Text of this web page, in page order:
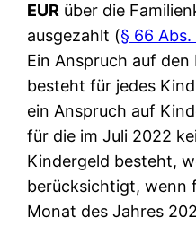
EUR über die
ausgezahlt (§ 66 Abs.
Ein Anspruch auf
besteht für jedes
ein Anspruch auf
für die im Juli 2022
Kindergeld besteht,
berücksichtigt, wenn
Monat des Jahres